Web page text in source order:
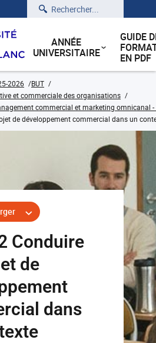
Rechercher
ANNÉE
UNIVERSITAIRE
GUIDE
EN PDF
2026
BUT
et commerciale des organisations
commercial et marketing omnicanal
de développement commercial dans un
Conduire
de
dans